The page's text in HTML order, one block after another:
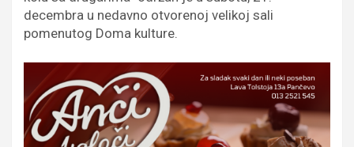
decembra u nedavno otvorenoj velikoj sali
pomenutog Doma kulture.